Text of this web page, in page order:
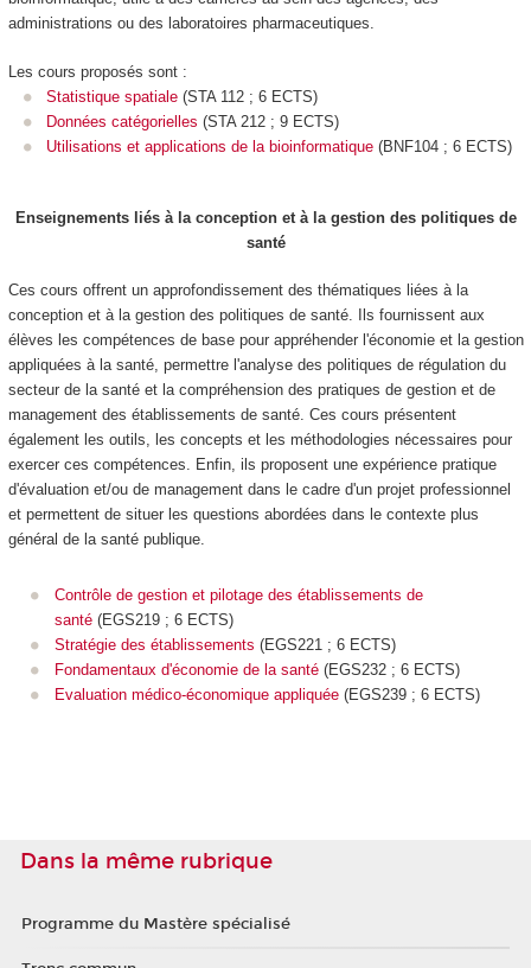
administrations ou des laboratoires pharmaceutiques.
Les cours proposés sont :
Statistique spatiale (STA 112 ; 6 ECTS)
Données catégorielles (STA 212 ; 9 ECTS)
Utilisations et applications de la bioinformatique (BNF104 ; 6 ECTS)
Enseignements liés à la conception et à la gestion des politiques de
santé
Ces cours offrent un approfondissement des thématiques liées à la
conception et à la gestion des politiques de santé. Ils fournissent aux
élèves les compétences de base pour appréhender l'économie et la gestion
appliquées à la santé, permettre l'analyse des politiques de régulation du
secteur de la santé et la compréhension des pratiques de gestion et de
management des établissements de santé. Ces cours présentent
également les outils, les concepts et les méthodologies nécessaires pour
exercer ces compétences. Enfin, ils proposent une expérience pratique
d'évaluation et/ou de management dans le cadre d'un projet professionnel
et permettent de situer les questions abordées dans le contexte plus
général de la santé publique.
Contrôle de gestion et pilotage des établissements de
santé(EGS219 ; 6 ECTS)
Stratégie des établissements (EGS221 ; 6 ECTS)
Fondamentaux d'économie de la santé(EGS232 ; 6 ECTS)
Evaluation médico-économique appliquée(EGS239 ; 6 ECTS)
Dans la même rubrique
Programme du Mastère spécialisé